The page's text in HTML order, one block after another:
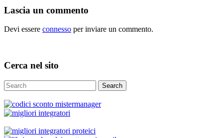
Lascia un commento
Devi essere connesso per inviare un commento.
Cerca nel sito
Search